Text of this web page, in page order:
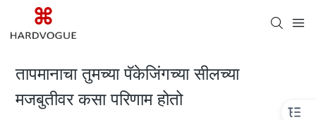
तापमानाचा तुमच्या पॅकेजिंगच्या सीलच्या
मजबुतीवर कसा परिणाम होतो